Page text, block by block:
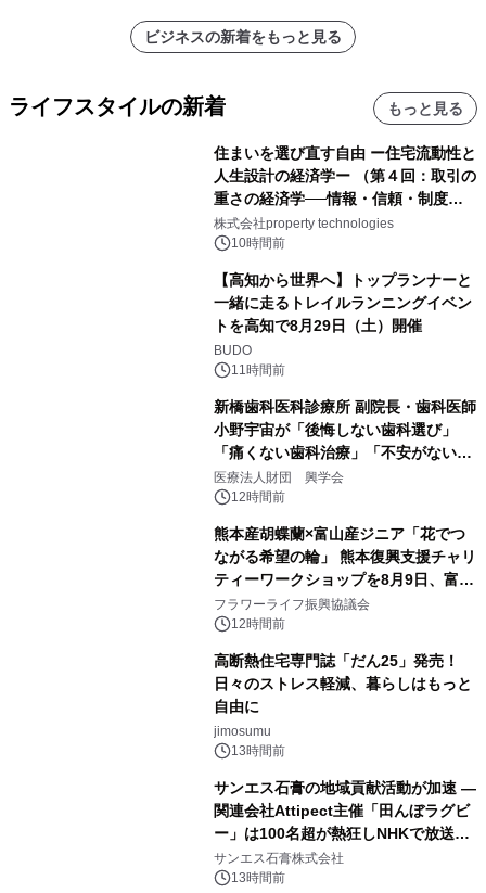
ビジネスの新着をもっと見る
ライフスタイルの新着 もっと見る
住まいを選び直す自由 ー住宅流動性と
人生設計の経済学ー （第４回：取引の
重さの経済学──情報・信頼・制度を
PropTechはどう組み替えるか）｜
PropTech-Lab
株式会社property technologies
10時間前
【高知から世界へ】トップランナーと
一緒に走るトレイルランニングイベン
トを高知で8月29日（土）開催
BUDO
11時間前
新橋歯科医科診療所 副院長・歯科医師
小野宇宙が「後悔しない歯科選び」
「痛くない歯科治療」「不安がない治
療計画」をテーマに専門監修
医療法人財団 興学会
12時間前
熊本産胡蝶蘭×富山産ジニア「花でつ
ながる希望の輪」 熊本復興支援チャリ
ティーワークショップを8月9日、富
山・射水で開催
フラワーライフ振興協議会
12時間前
高断熱住宅専門誌「だん25」発売！
日々のストレス軽減、暮らしはもっと
自由に
jimosumu
13時間前
サンエス石膏の地域貢献活動が加速 ―
関連会社Attipect主催「田んぼラグビ
ー」は100名超が熱狂しNHKで放送さ
れました。
サンエス石膏株式会社
13時間前